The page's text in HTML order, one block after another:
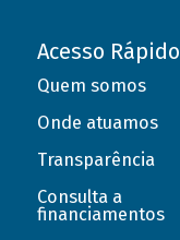
Acesso Rápido
Quem somos
Onde atuamos
Transparência
Consulta a
financiamentos